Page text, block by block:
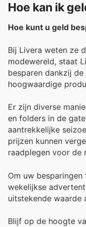
Hoe kan ik
Hoe kunt u geld
Bij Livera weten ze
modewereld, staat
besparen dankzij
hoogwaardige
Er zijn diverse
en folders in de
aantrekkelijke
prijzen kunnen
raadplegen voor de
Om uw
wekelijkse
uitstekende waarde
Blijf op de hoogte